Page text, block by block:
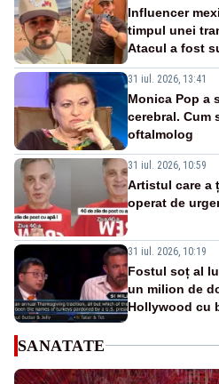
Influencer
timpul unei
Atacul a fost
31 iul. 2026, 13:41
Monica Pop a
cerebral. Cum
oftalmolog
31 iul. 2026, 10:59
Artistul care a
operat de
31 iul. 2026, 10:19
Fostul soț al
un milion de
Hollywood cu
SANATATE